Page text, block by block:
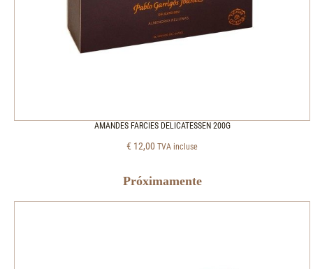
AMANDES FARCIES DELICATESSEN 200G
€ 12,00 TVA incluse
Próximamente